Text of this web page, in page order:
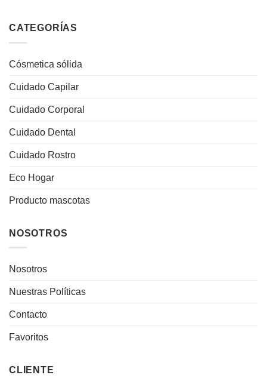
CATEGORÍAS
Cósmetica sólida
Cuidado Capilar
Cuidado Corporal
Cuidado Dental
Cuidado Rostro
Eco Hogar
Producto mascotas
NOSOTROS
Nosotros
Nuestras Políticas
Contacto
Favoritos
CLIENTE